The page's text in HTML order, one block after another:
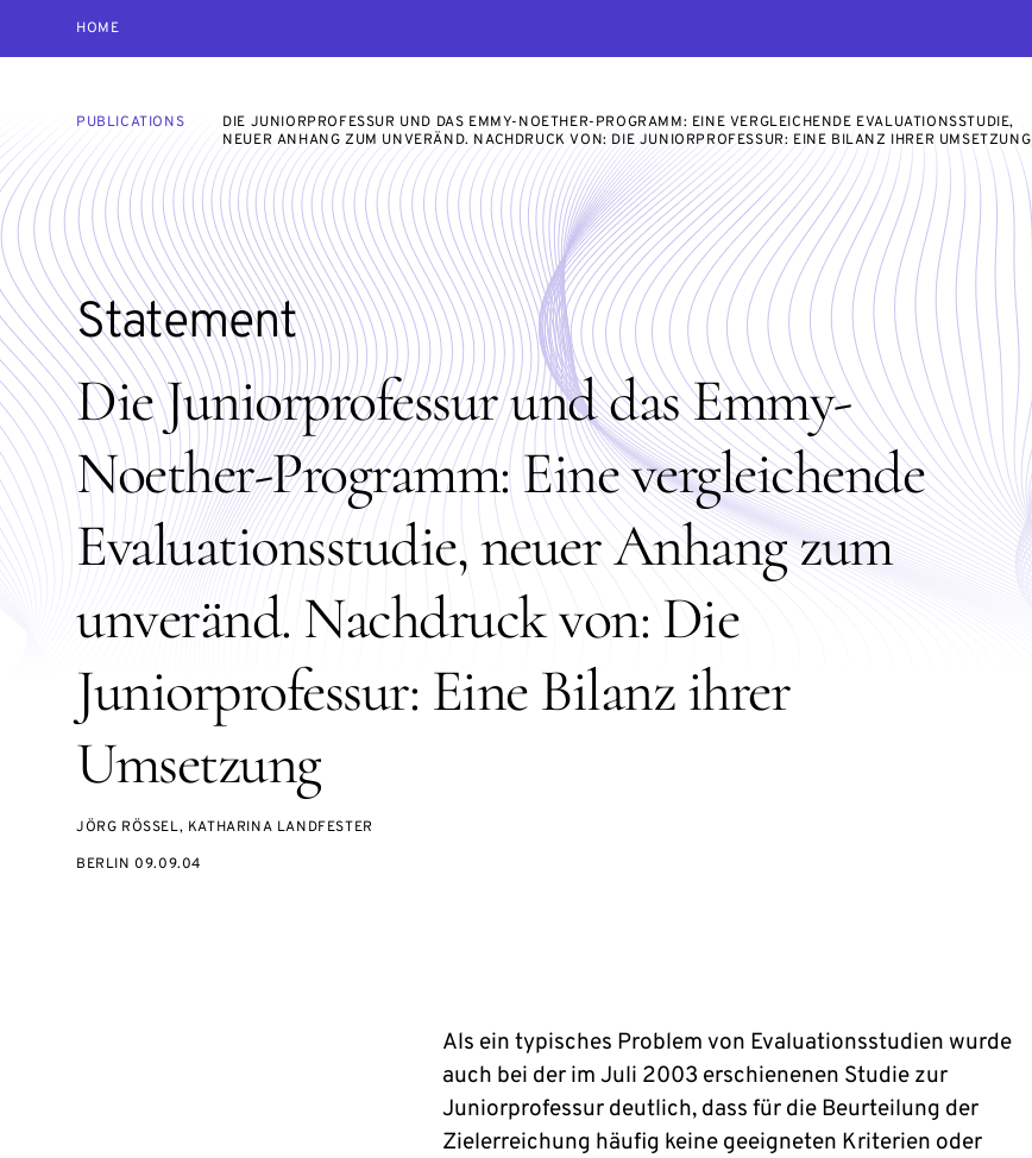
HOME
PUBLICATIONS
DIE JUNIORPROFESSUR UND DAS EMMY-NOETHER-PROGRAMM: EINE VERGLEICHENDE EVALUATIONSSTUDIE,
NEUER ANHANG ZUM UNVERÄND. NACHDRUCK VON: DIE JUNIORPROFESSUR: EINE BILANZ IHRER UMSETZUNG
Die Juniorprofessur und das Emmy-
Noether-Programm: Eine vergleichende
Evaluationsstudie, neuer Anhang zum
unveränd. Nachdruck von: Die
Juniorprofessur: Eine Bilanz ihrer
Umsetzung
Statement
JÖRG RÖSSEL, KATHARINA LANDFESTER
BERLIN 09.09.04
Als ein typisches Problem von Evaluationsstudien wurde
auch bei der im Juli 2003 erschienenen Studie zur
Juniorprofessur deutlich, dass für die Beurteilung der
Zielerreichung häufig keine geeigneten Kriterien oder